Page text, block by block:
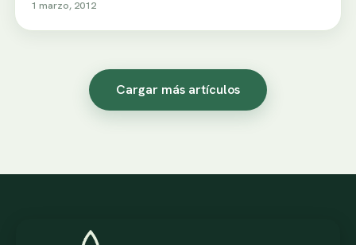
1 marzo, 2012
Cargar más artículos